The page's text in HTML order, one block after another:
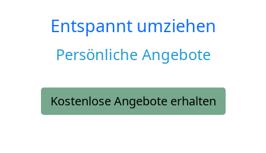
Entspannt umziehen
Persönliche Angebote
Kostenlose Angebote erhalten